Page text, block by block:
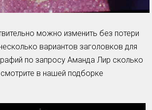
можно изменить без потери
вариантов заголовков для
по запросу Аманда Лир сколько
смотрите в нашей подборке